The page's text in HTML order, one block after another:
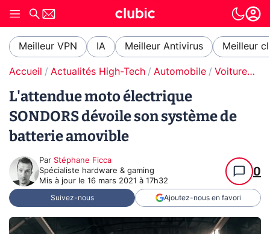
Meilleur VPN IA Meilleur Antivirus Meilleur
Accueil Actualités High-Tech Automobile Voitures électriques
L'attendue moto électrique
SONDORS dévoile son système de
batterie amovible
Par Stéphane Ficca
Spécialiste hardware & gaming
Mis à jour le 16 mars 2021 à 17h32
0
Suivez-nous Ajoutez-nous en favori